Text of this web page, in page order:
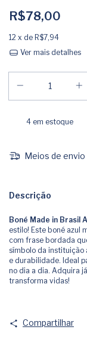
R$78,00
12 x de R$7,94
Ver mais detalhes
4 em estoque
Meios de envio
Descrição
Boné Made in Brasil
estilo! Este boné azul
com frase bordada
símbolo da instituição
e durabilidade. Ideal
no dia a dia. Adquira
transforma vidas!
Compartilhar